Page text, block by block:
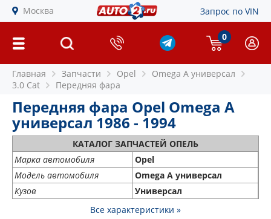
Москва Запрос по VIN
0
Главная Запчасти Opel
Omega A универсал
3.0 Cat
Передняя фара
Передняя фара Opel Omega A
универсал 1986 - 1994
КАТАЛОГ ЗАПЧАСТЕЙ ОПЕЛЬ
Марка автомобиля
Opel
Модель автомобиля
Omega A универсал
Кузов
Универсал
Все характеристики »